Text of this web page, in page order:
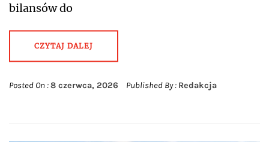
bilansów do
CZYTAJ DALEJ
Posted On :8 czerwca, 2026 Published By : Redakcja